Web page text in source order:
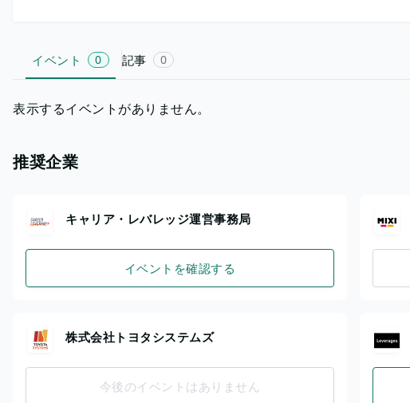
イベント 0 記事 0
表示するイベントがありません。
推奨企業
キャリア・レバレッジ運営事務局
イベントを確認する
株式会社トヨタシステムズ
今後のイベントはありません